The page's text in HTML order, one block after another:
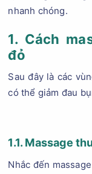
nhanh chóng.
1. Cách
đỏ
Sau đây là các
có thể giảm đau
1.1. Massage
Nhắc đến